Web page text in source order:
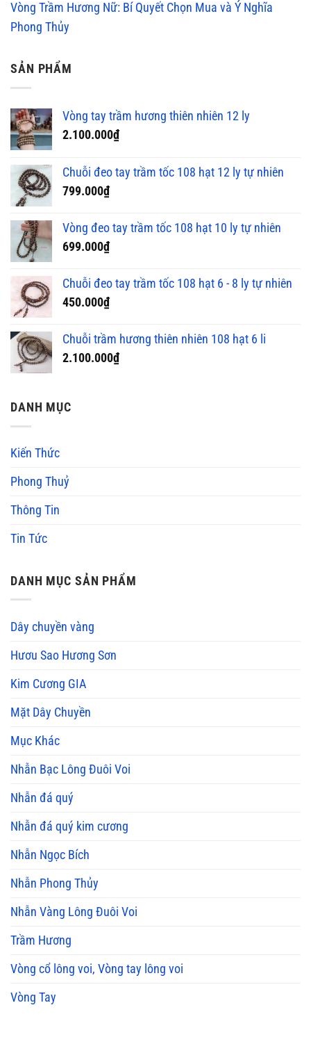
Vòng Trầm Hương Nữ: Bí Quyết Chọn Mua và Ý Nghĩa
Phong Thủy
SẢN PHẨM
Vòng tay trầm hương thiên nhiên 12 ly
2.100.000₫
Chuỗi đeo tay trầm tốc 108 hạt 12 ly tự nhiên
799.000₫
Vòng đeo tay trầm tốc 108 hạt 10 ly tự nhiên
699.000₫
Chuỗi đeo tay trầm tốc 108 hạt 6 - 8 ly tự nhiên
450.000₫
Chuỗi trầm hương thiên nhiên 108 hạt 6 li
2.100.000₫
DANH MỤC
Kiến Thức
Phong Thuỷ
Thông Tin
Tin Tức
DANH MỤC SẢN PHẨM
Dây chuyền vàng
Hươu Sao Hương Sơn
Kim Cương GIA
Mặt Dây Chuyền
Mục Khác
Nhẫn Bạc Lông Đuôi Voi
Nhẫn đá quý
Nhẫn đá quý kim cương
Nhẫn Ngọc Bích
Nhẫn Phong Thủy
Nhẫn Vàng Lông Đuôi Voi
Trầm Hương
Vòng cổ lông voi, Vòng tay lông voi
Vòng Tay